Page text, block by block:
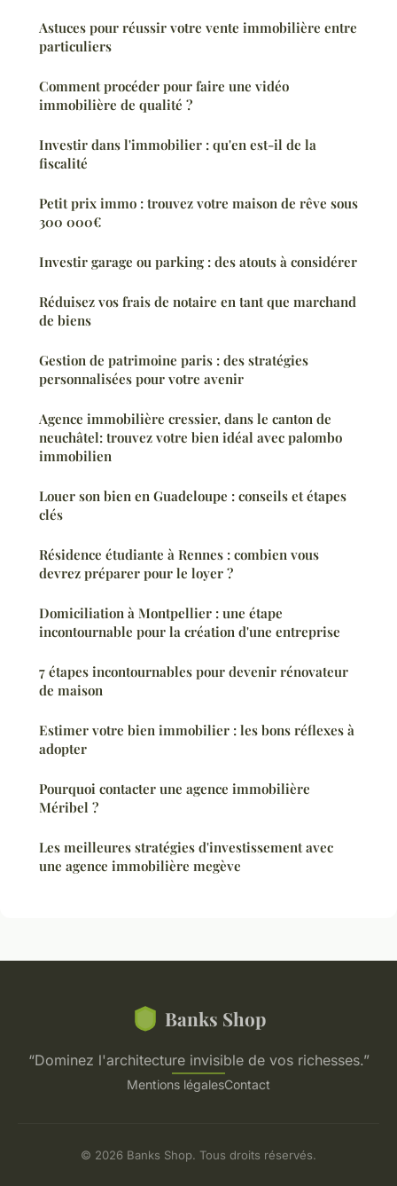
Astuces pour réussir votre vente immobilière entre
particuliers
Comment procéder pour faire une vidéo
immobilière de qualité ?
Investir dans l'immobilier : qu'en est-il de la
fiscalité
Petit prix immo : trouvez votre maison de rêve sous
300 000€
Investir garage ou parking : des atouts à considérer
Réduisez vos frais de notaire en tant que marchand
de biens
Gestion de patrimoine paris : des stratégies
personnalisées pour votre avenir
Agence immobilière cressier, dans le canton de
neuchâtel: trouvez votre bien idéal avec palombo
immobilien
Louer son bien en Guadeloupe : conseils et étapes
clés
Résidence étudiante à Rennes : combien vous
devrez préparer pour le loyer ?
Domiciliation à Montpellier : une étape
incontournable pour la création d'une entreprise
7 étapes incontournables pour devenir rénovateur
de maison
Estimer votre bien immobilier : les bons réflexes à
adopter
Pourquoi contacter une agence immobilière
Méribel ?
Les meilleures stratégies d'investissement avec
une agence immobilière megève
Banks Shop
“Dominez l'architecture invisible de vos richesses.”
Mentions légalesContact
© 2026 Banks Shop. Tous droits réservés.